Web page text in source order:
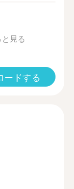
と見る
ードする